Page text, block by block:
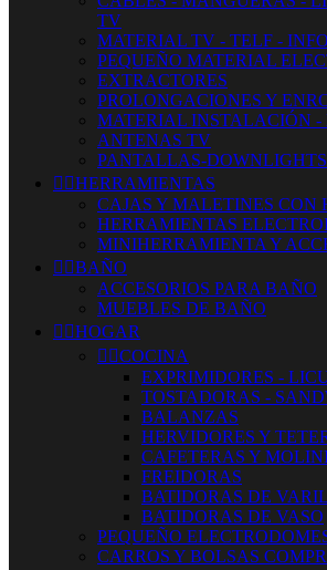
TV
MATERIAL TV - TELF -
PEQUEÑO MATERIAL
EXTRACTORES
PROLONGACIONES Y
MATERIAL INSTALACIÓN
ANTENAS TV
PANTALLAS-
 HERRAMIENTAS
CAJAS Y MALETINES CON
HERRAMIENTAS
MINIHERRAMIENTA Y
 BAÑO
ACCESORIOS PARA BAÑO
MUEBLES DE BAÑO
 HOGAR
 COCINA
EXPRIMIDORES -
TOSTADORAS -
BALANZAS
HERVIDORES Y
CAFETERAS Y
FREIDORAS
BATIDORAS DE
BATIDORAS DE VASO
PEQUEÑO
CARROS Y BOLSAS